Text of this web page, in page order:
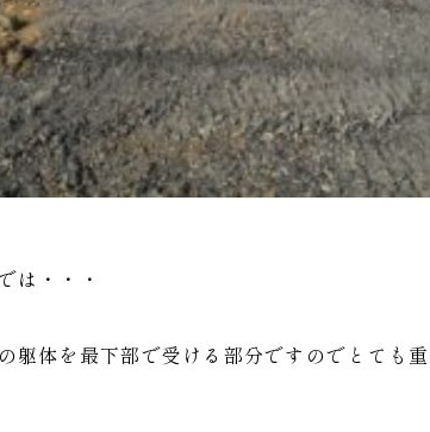
は・・・
躯体を最下部で受ける部分ですのでとても